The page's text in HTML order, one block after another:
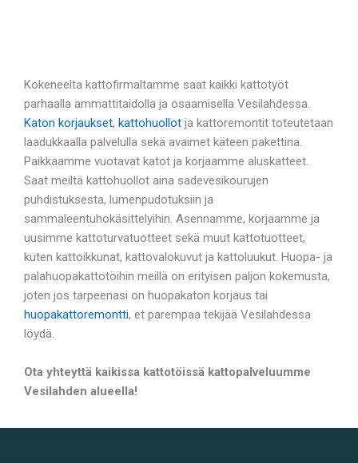
Kokeneelta kattofirmaltamme saat kaikki kattotyöt
parhaalla ammattitaidolla ja osaamisella Vesilahdessa.
Katon korjaukset, kattohuollot ja kattoremontit toteutetaan
laadukkaalla palvelulla sekä avaimet käteen pakettina.
Paikkaamme vuotavat katot ja korjaamme aluskatteet.
Saat meiltä kattohuollot aina sadevesikourujen
puhdistuksesta, lumenpudotuksiin ja
sammaleentuhokäsittelyihin. Asennamme, korjaamme ja
uusimme kattoturvatuotteet sekä muut kattotuotteet,
kuten kattoikkunat, kattovalokuvut ja kattoluukut. Huopa- ja
palahuopakattotöihin meillä on erityisen paljon kokemusta,
joten jos tarpeenasi on huopakaton korjaus tai
huopakattoremontti, et parempaa tekijää Vesilahdessa
löydä.
Ota yhteyttä kaikissa kattotöissä kattopalveluumme
Vesilahden alueella!